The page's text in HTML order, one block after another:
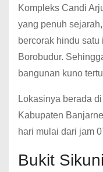
Kompleks Candi
yang penuh
bercorak hindu
Borobudur.
bangunan kuno
Lokasinya berada
Kabupaten
hari mulai dari jam
Bukit